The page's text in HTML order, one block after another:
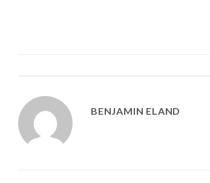
BENJAMIN ELAND